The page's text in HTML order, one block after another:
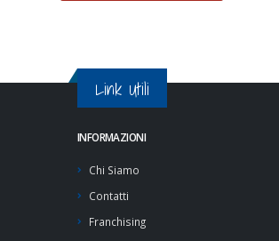
Link Utili
INFORMAZIONI
Chi Siamo
Contatti
Franchising